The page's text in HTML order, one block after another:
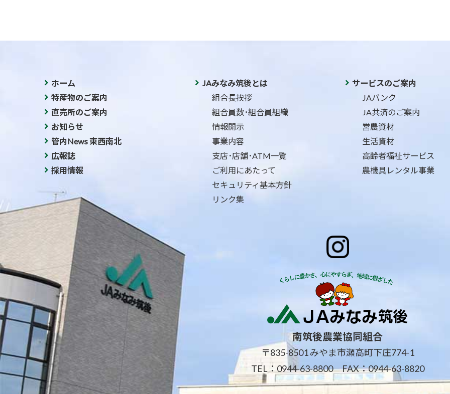
ホーム
特産物のご案内
直売所のご案内
お知らせ
管内News 東西南北
広報誌
採用情報
JAみなみ筑後とは
組合長挨拶
組合員数･組合員組織
情報開示
事業内容
支店･店舗･ATM一覧
ご利用にあたって
セキュリティ基本方針
リンク集
サービスのご案内
JAバンク
JA共済のご案内
営農資材
生活資材
高齢者福祉サービス
農機具レンタル事業
南筑後農業協同組合
〒835-8501 みやま市瀬高町下庄774-1
TEL： 0944-63-8800 FAX：0944-63-8820